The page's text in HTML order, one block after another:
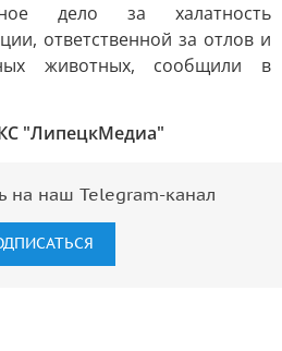
дело за халатность
ответственной за отлов и
животных, сообщили в
"ЛипецкМедиа"
на наш Telegram-канал